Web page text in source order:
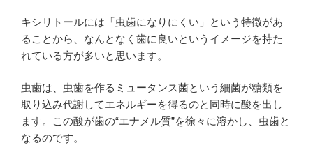
キシリトールには「虫歯になりにくい」という特徴があ
ることから、なんとなく歯に良いというイメージを持た
れている方が多いと思います。
虫歯は、虫歯を作るミュータンス菌という細菌が糖類を
取り込み代謝してエネルギーを得るのと同時に酸を出し
ます。この酸が歯の“エナメル質”を徐々に溶かし、虫歯と
なるのです。